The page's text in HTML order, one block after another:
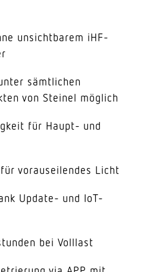
unsichtbarem iHF-
sämtlichen
von Steinel möglich
für Haupt- und
vorauseilendes Licht
Update- und IoT-
bei Volllast